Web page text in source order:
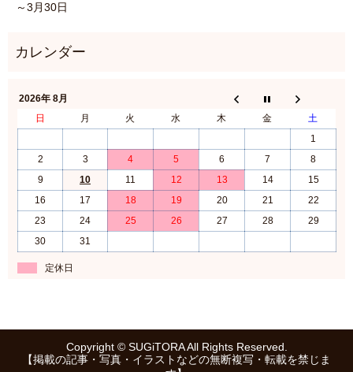
～3月30日
2026年 8月
日
月 火 水 木 金
土
1
2
3 4 5 6 7
8
9
10 11 12 13 14
15
16
17 18 19 20 21
22
23
24 25 26 27 28
29
30
31
定休日
Copyright © SUGiTORA All Rights Reserved.
【掲載の記事・写真・イラストなどの無断複写・転載を禁じま